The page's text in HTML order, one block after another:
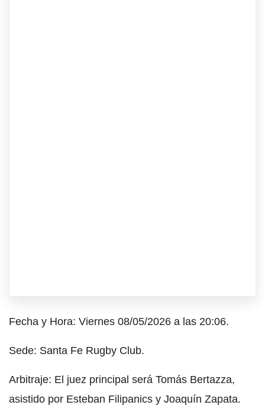
Fecha y Hora: Viernes 08/05/2026 a las 20:06.
Sede: Santa Fe Rugby Club.
Arbitraje: El juez principal será Tomás Bertazza,
asistido por Esteban Filipanics y Joaquín Zapata.